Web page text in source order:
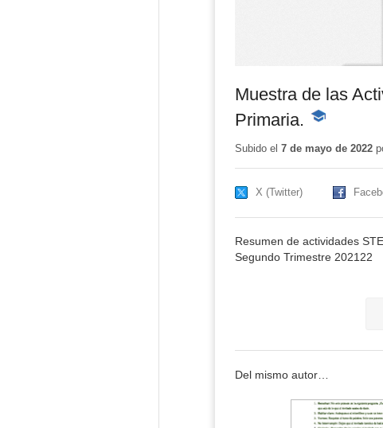
Muestra de las
Primaria.
-
educativo
Subido el 7 de mayo de 2022
X (Twitter)
Resumen de actividades
Segundo Trimestre 202122
Del mismo autor…